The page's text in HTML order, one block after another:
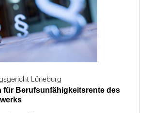
Lüneburg
für Berufsunfähigkeitsrente des